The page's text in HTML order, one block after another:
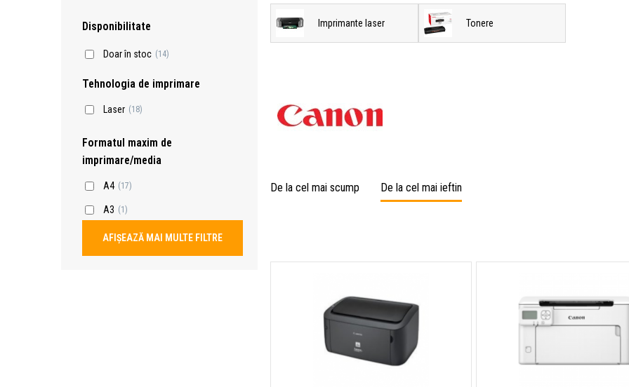
Disponibilitate
Doar în stoc (14)
Tehnologia de imprimare
Laser (18)
Formatul maxim de
imprimare/media
A4 (17)
A3 (1)
AFIȘEAZĂ MAI MULTE FILTRE
Imprimante laser Tonere
De la cel mai scump De la cel mai ieftin